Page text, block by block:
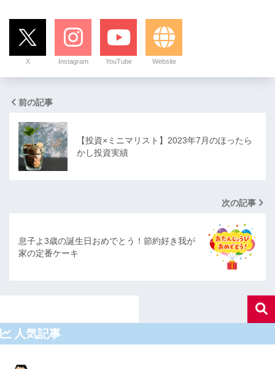
X Instagram YouTube Website
前の記事
【投資×ミニマリスト】2023年7月のほったら
かし投資実績
次の記事
息子よ3歳の誕生日おめでとう！節約好き我が
家の定番ケーキ
人気記事